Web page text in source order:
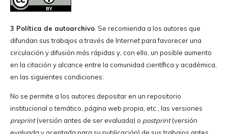
3 Política de autoarchivo. Se recomienda a los autores que
difundan sus trabajos a través de Internet para favorecer una
circulación y difusión más rápidas y, con ello, un posible aumento
en la citación y alcance entre la comunidad científica y académica,
en las siguientes condiciones:
No se permite a los autores depositar en un repositorio
institucional o temático, página web propia, etc., las versiones
preprint(versión antes de ser evaluada) o postprint(versión